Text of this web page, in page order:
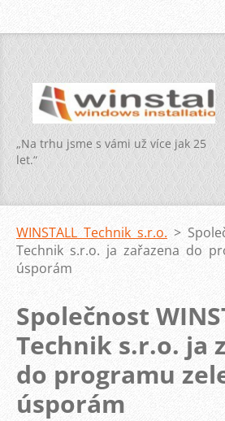
„Na trhu jsme s vámi už více jak 25
let.“
WINSTALL Technik s.r.o. >
Technik s.r.o. ja zařazena do
úsporám
Společnost
Technik s.r.o. ja
do programu
úsporám